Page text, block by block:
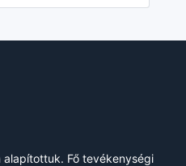
Fő tevékenységi